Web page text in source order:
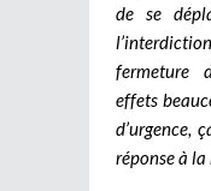
de se
fermeture
effets
d’urgence,
réponse à la